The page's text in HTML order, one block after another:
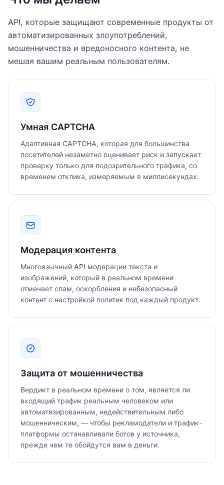
API, которые защищают современные продукты от
автоматизированных злоупотреблений,
мошенничества и вредоносного контента, не
мешая вашим реальным пользователям.
Умная CAPTCHA
Адаптивная CAPTCHA, которая для большинства
посетителей незаметно оценивает риск и запускает
проверку только для подозрительного трафика, со
временем отклика, измеряемым в миллисекундах.
Модерация контента
Многоязычный API модерации текста и
изображений, который в реальном времени
отмечает спам, оскорбления и небезопасный
контент с настройкой политик под каждый продукт.
Защита от мошенничества
Вердикт в реальном времени о том, является ли
входящий трафик реальным человеком или
автоматизированным, недействительным либо
мошенническим, — чтобы рекламодатели и трафик-
платформы останавливали ботов у источника,
прежде чем те обойдутся вам в деньги.